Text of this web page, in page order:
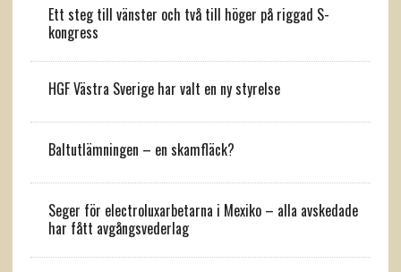
Ett steg till vänster och två till höger på riggad S-
kongress
HGF Västra Sverige har valt en ny styrelse
Baltutlämningen – en skamfläck?
Seger för electroluxarbetarna i Mexiko – alla avskedade
har fått avgångsvederlag